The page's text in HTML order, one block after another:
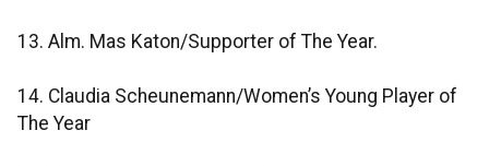
13. Alm. Mas Katon/Supporter of The Year.
14. Claudia Scheunemann/Women’s Young Player of
The Year